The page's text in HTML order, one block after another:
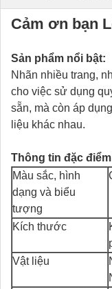
Cảm ơn bạn
Sản phẩm nổi bật:
Nhãn nhiều trang,
cho việc sử dụng
sẵn, mà còn áp
liệu khác nhau.
Thông tin đặc
Màu sắc, hình
dạng và biểu
tượng
Kích thước
Vật liệu